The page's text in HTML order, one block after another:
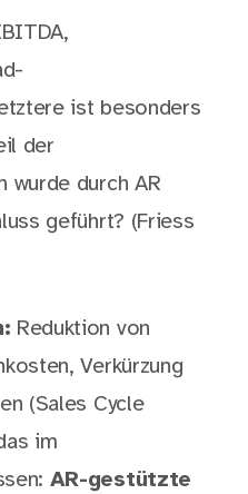
ist besonders
der
wurde durch AR
geführt? (Friess
Reduktion von
Verkürzung
(Sales Cycle
im
AR-gestützte